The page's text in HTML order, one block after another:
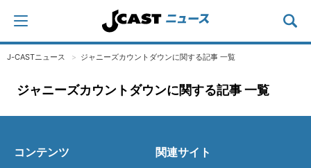
J-CASTニュース ジャニーズカウントダウンに関する記事 一覧
ジャニーズカウントダウンに関する記事 一覧
コンテンツ 関連サイト